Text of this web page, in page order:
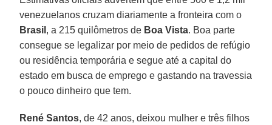
venezuelanos cruzam diariamente a fronteira com o
Brasil , a 215 quilômetros de Boa Vista. Boa parte
consegue se legalizar por meio de pedidos de refúgio
ou residência temporária e segue até a capital do
estado em busca de emprego e gastando na travessia
o pouco dinheiro que tem.
René Santos, de 42 anos, deixou mulher e três filhos